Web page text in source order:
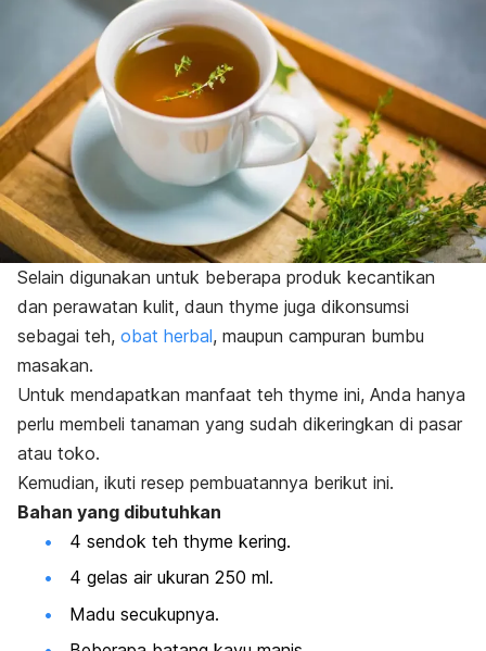
Selain digunakan untuk beberapa produk kecantikan
dan perawatan kulit, daun thyme juga dikonsumsi
sebagai teh, obat herbal, maupun campuran bumbu
masakan.
Untuk mendapatkan manfaat teh thyme ini, Anda hanya
perlu membeli tanaman yang sudah dikeringkan di pasar
atau toko.
Kemudian, ikuti resep pembuatannya berikut ini.
Bahan yang dibutuhkan
4 sendok teh thyme kering.
4 gelas air ukuran 250 ml.
Madu secukupnya.